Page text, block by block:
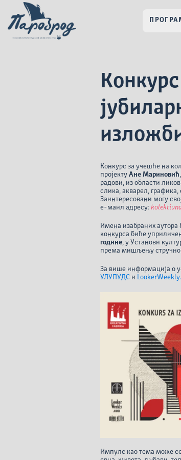
Конкурс за учешће на
пројекту Ане Мариновић
радови, из области
слика, акварел,
Заинтересовани могу
е-маил адресу:
Имена изабраних аутора
конкурса биће
године, у Установи
према мишљењу
За више информација о
УЛУПУДС и
Импулс као тема може